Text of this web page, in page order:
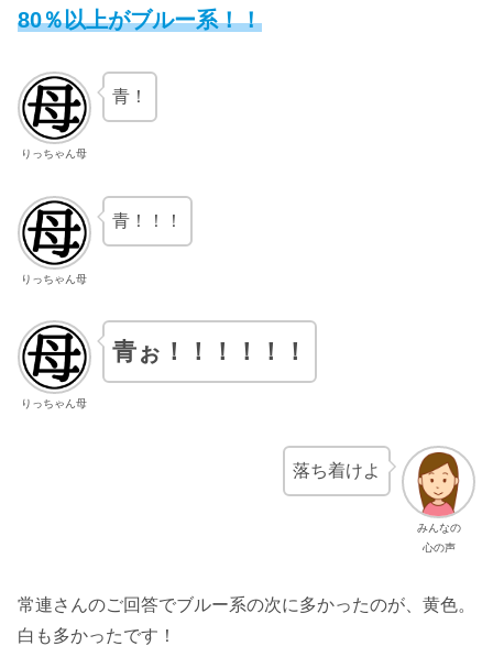
80％以上がブルー系！！
りっちゃん母
青！
りっちゃん母
青！！！
りっちゃん母
青ぉ！！！！！！
みんなの
心の声
落ち着けよ
常連さんのご回答でブルー系の次に多かったのが、黄色。
白も多かったです！